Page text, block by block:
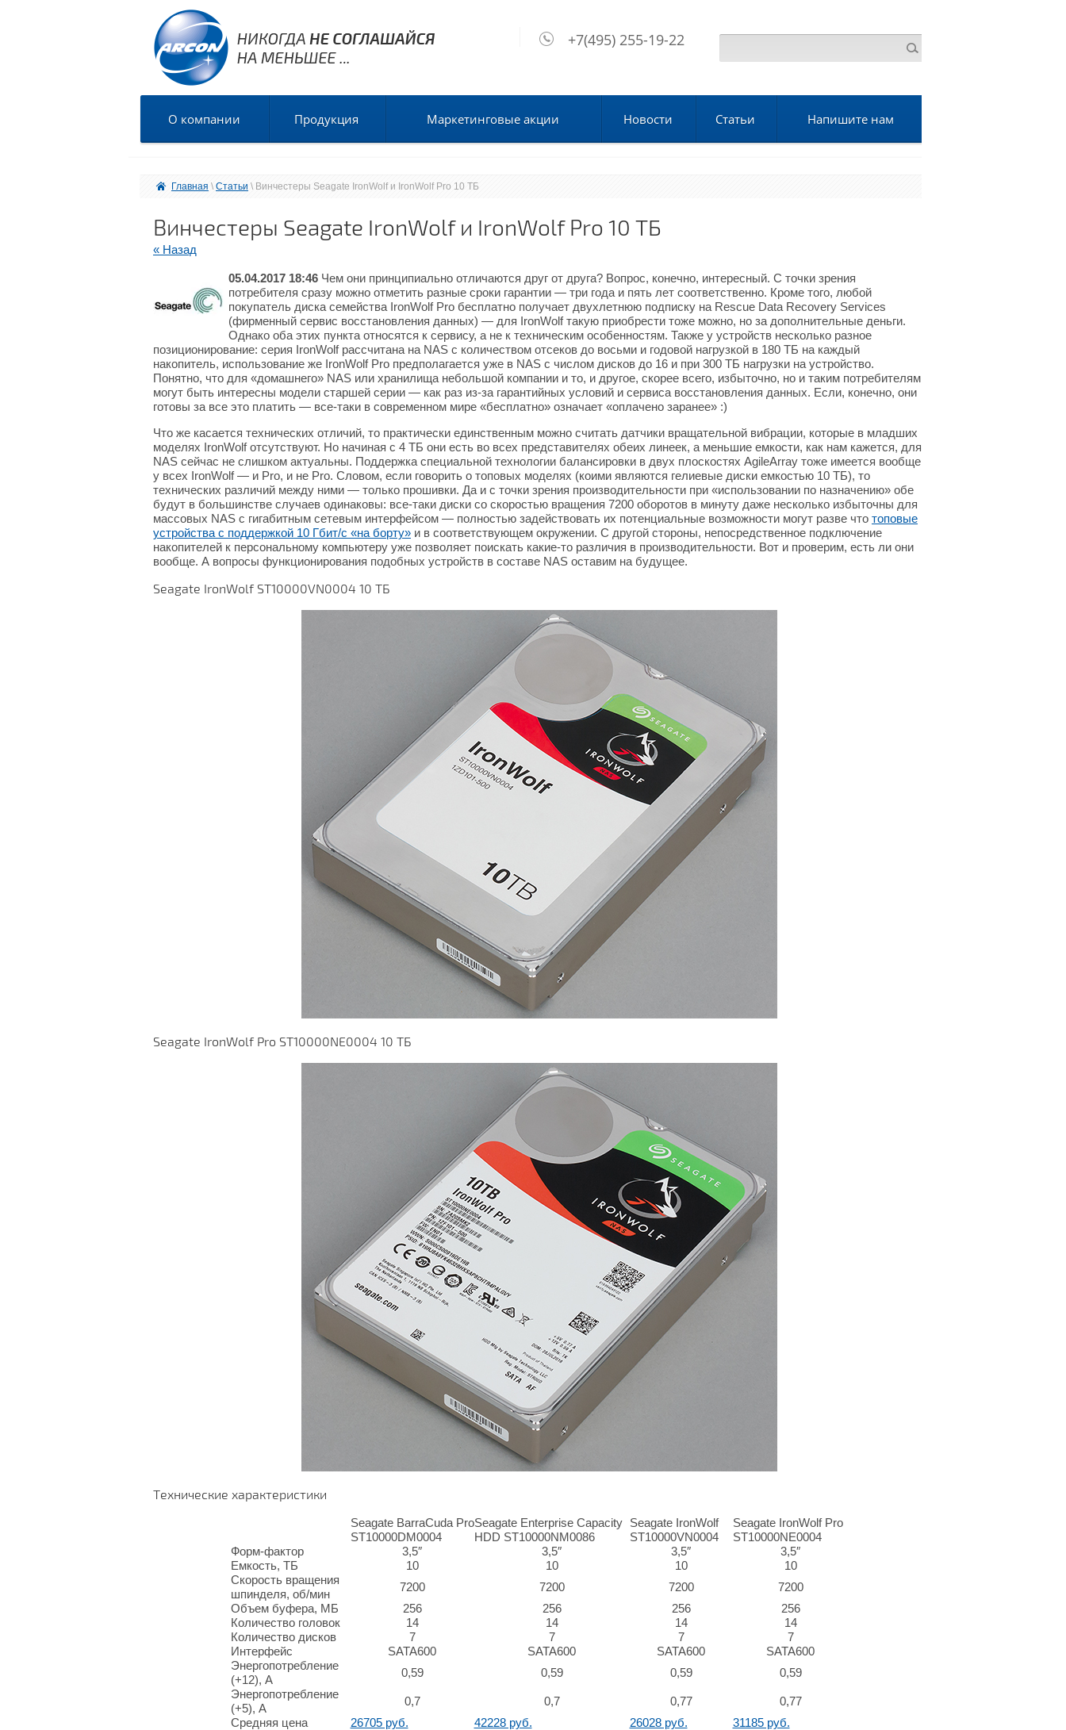
+7(495) 255-19-22
О компании Продукция Маркетинговые акции Новости Статьи Напишите нам
Главная \ Статьи \ Винчестеры Seagate IronWolf и IronWolf Pro 10 ТБ
Винчестеры Seagate IronWolf и IronWolf Pro 10 ТБ
« Назад
05.04.2017 18:46 Чем они принципиально отличаются друг от друга? Вопрос, конечно, интересный. С точки зрения
потребителя сразу можно отметить разные сроки гарантии — три года и пять лет соответственно. Кроме того, любой
покупатель диска семейства IronWolf Pro бесплатно получает двухлетнюю подписку на Rescue Data Recovery Services
(фирменный сервис восстановления данных) — для IronWolf такую приобрести тоже можно, но за дополнительные деньги.
Однако оба этих пункта относятся к сервису, а не к техническим особенностям. Также у устройств несколько разное
позиционирование: серия IronWolf рассчитана на NAS с количеством отсеков до восьми и годовой нагрузкой в 180 ТБ на каждый
накопитель, использование же IronWolf Pro предполагается уже в NAS с числом дисков до 16 и при 300 ТБ нагрузки на устройство.
Понятно, что для «домашнего» NAS или хранилища небольшой компании и то, и другое, скорее всего, избыточно, но и таким потребителям
могут быть интересны модели старшей серии — как раз из-за гарантийных условий и сервиса восстановления данных. Если, конечно, они
готовы за все это платить — все-таки в современном мире «бесплатно» означает «оплачено заранее» :)
Что же касается технических отличий, то практически единственным можно считать датчики вращательной вибрации, которые в младших
моделях IronWolf отсутствуют. Но начиная с 4 ТБ они есть во всех представителях обеих линеек, а меньшие емкости, как нам кажется, для
NAS сейчас не слишком актуальны. Поддержка специальной технологии балансировки в двух плоскостях AgileArray тоже имеется вообще
у всех IronWolf — и Pro, и не Pro. Словом, если говорить о топовых моделях (коими являются гелиевые диски емкостью 10 ТБ), то
технических различий между ними — только прошивки. Да и с точки зрения производительности при «использовании по назначению» обе
будут в большинстве случаев одинаковы: все-таки диски со скоростью вращения 7200 оборотов в минуту даже несколько избыточны для
массовых NAS с гигабитным сетевым интерфейсом — полностью задействовать их потенциальные возможности могут разве что топовые
устройства с поддержкой 10 Гбит/с «на борту» и в соответствующем окружении. С другой стороны, непосредственное подключение
накопителей к персональному компьютеру уже позволяет поискать какие-то различия в производительности. Вот и проверим, есть ли они
вообще. А вопросы функционирования подобных устройств в составе NAS оставим на будущее.
Seagate IronWolf ST10000VN0004 10 ТБ
Seagate IronWolf Pro ST10000NE0004 10 ТБ
Технические характеристики
Seagate BarraCuda Pro
ST10000DM0004
Seagate Enterprise Capacity
HDD ST10000NM0086
Seagate IronWolf
ST10000VN0004
Seagate IronWolf Pro
ST10000NE0004
Форм-фактор
3,5″ 3,5″ 3,5″
3,5″
Емкость, ТБ
10 10 10
10
Скорость вращения
шпинделя, об/мин
7200 7200 7200
7200
Объем буфера, МБ
256 256 256
256
Количество головок
14 14 14
14
Количество дисков
7 7 7
7
Интерфейс
SATA600 SATA600 SATA600
SATA600
Энергопотребление
(+12), А
0,59 0,59 0,59
0,59
Энергопотребление
(+5), А
0,7 0,7 0,77
0,77
Средняя цена
26705 руб. 42228 руб. 26028 руб.
31185 руб.